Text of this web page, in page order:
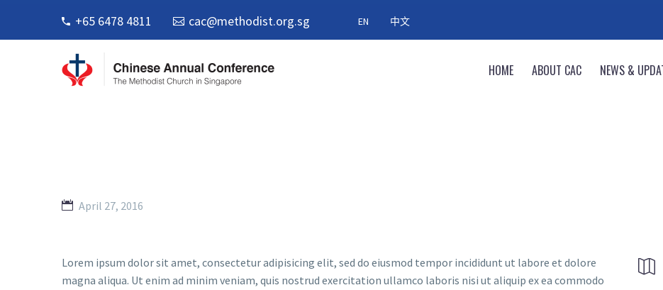
+65 6478 4811 cac@methodist.org.sg EN 中文
HOME ABOUT CAC NEWS &
April 27, 2016
Lorem ipsum dolor sit amet, consectetur adipisicing elit, sed do eiusmod tempor incididunt ut labore et dolore
magna aliqua. Ut enim ad minim veniam, quis nostrud exercitation ullamco laboris nisi ut aliquip ex ea commodo

